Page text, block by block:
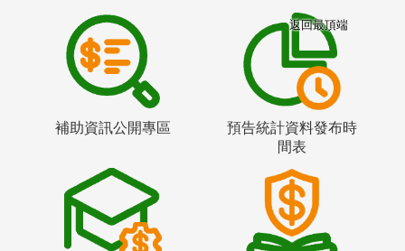
補助資訊公開專區
預告統計資料發布時
間表
返回最頂端